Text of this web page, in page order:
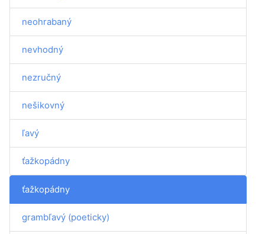
neohrabaný
nevhodný
nezručný
nešikovný
ľavý
ťažkopádny
ťažkopádny
grambľavý (poeticky)